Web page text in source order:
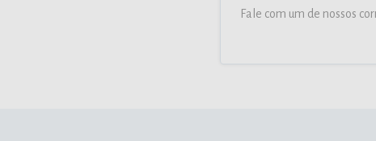
Fale com um de nossos